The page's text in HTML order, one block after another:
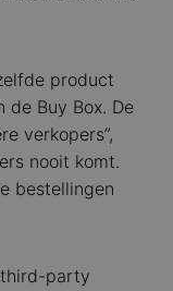
product
de Buy Box. De
verkopers”,
nooit komt.
bestellingen
third-party